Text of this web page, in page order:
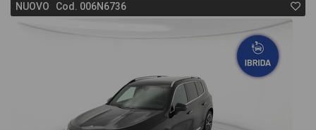
NUOVO Cod. 006N6736